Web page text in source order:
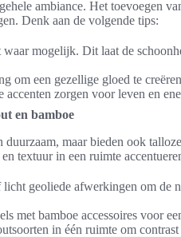
ambiance. Het toevoegen
Denk aan de volgende tips:
mogelijk. Dit laat de
om een gezellige gloed te
accenten zorgen voor leven en
en bamboe
duurzaam, maar bieden ook
textuur in een ruimte
geoliede afwerkingen om de
met bamboe accessoires voor
in één ruimte om contrast